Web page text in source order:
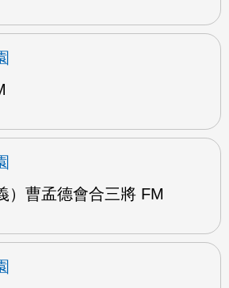
）曹孟德會合三將 FM